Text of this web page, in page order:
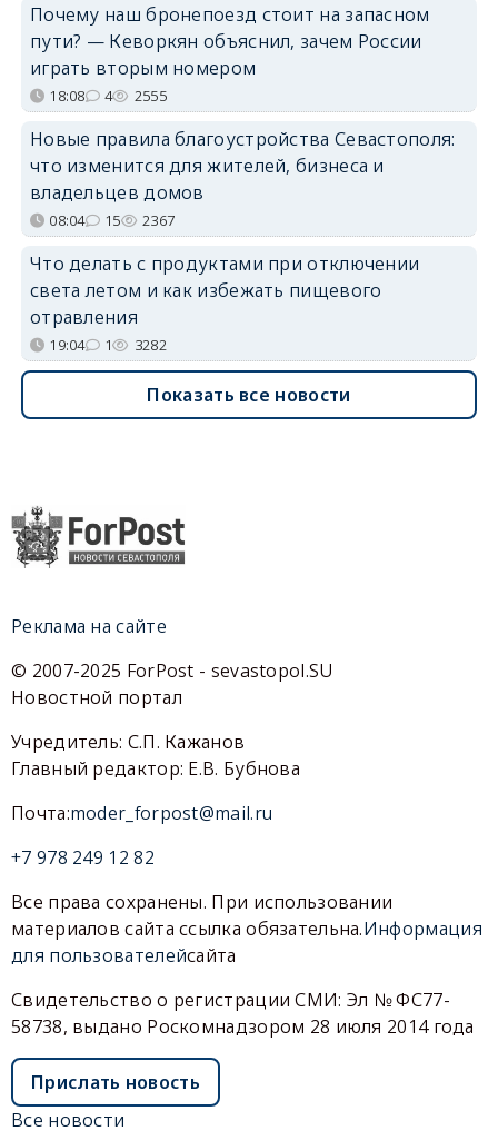
Почему наш бронепоезд стоит на запасном
пути? — Кеворкян объяснил, зачем России
играть вторым номером
18:08 4 2555
Новые правила благоустройства Севастополя:
что изменится для жителей, бизнеса и
владельцев домов
08:04 15 2367
Что делать с продуктами при отключении
света летом и как избежать пищевого
отравления
19:04 1 3282
Показать все новости
Реклама на сайте
© 2007-2025 ForPost - sevastopol.SU
Новостной портал
Учредитель: С.П. Кажанов
Главный редактор: Е.В. Бубнова
Почта:moder_forpost@mail.ru
+7 978 249 12 82
Все права сохранены. При использовании
материалов сайта ссылка обязательна.Информация
для пользователейсайта
Свидетельство о регистрации СМИ: Эл № ФС77-
58738, выдано Роскомнадзором 28 июля 2014 года
Прислать новость
Все новости